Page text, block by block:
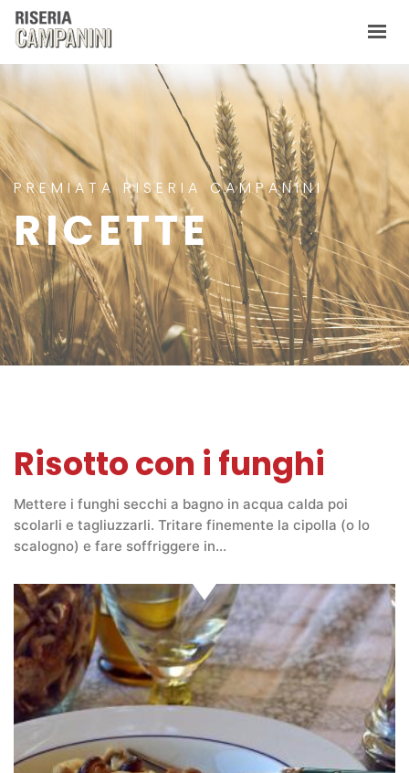
CONTATTI
NEWS
IT
EN
PREMIATA RISERIA CAMPANINI
RICETTE
Risotto con i funghi
Mettere i funghi secchi a bagno in acqua calda poi
scolarli e tagliuzzarli. Tritare finemente la cipolla (o lo
scalogno) e fare soffriggere in…